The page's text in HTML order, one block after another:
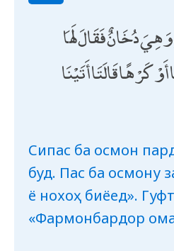
دُخَانٌ فَقَالَ لَهَا
كَرْهًا قَالَتَا أَتَيْنَا
Сипас ба осмон
буд. Пас ба осмону
ё нохоҳ биёед».
«Фармонбардор